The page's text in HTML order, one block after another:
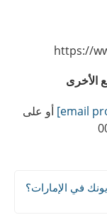
الأخرى
أو على
في الإمارات؟